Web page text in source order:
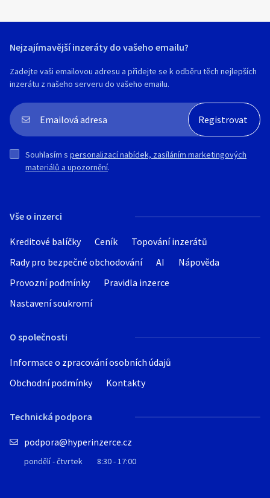
Vše o inzerci
Kreditové balíčky Ceník
Topování inzerátů
Rady pro bezpečné obchodování
AI
Nápověda
Provozní podmínky
Pravidla inzerce
Nastavení soukromí
O společnosti
Informace o zpracování osobních údajů
Obchodní podmínky
Kontakty
Technická podpora
podpora@hyperinzerce.cz
pondělí - čtvrtek 8:30 - 17:00
Nejzajímavější inzeráty do vašeho emailu?
Zadejte vaši emailovou adresu a přidejte se k odběru těch nejlepších
inzerátu z našeho serveru do vašeho emailu.
Souhlasím s personalizací nabídek, zasíláním marketingových
materiálů a upozornění.